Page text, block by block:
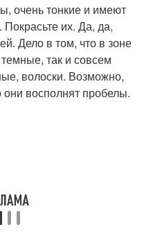
очень тонкие и имеют
их. Да, да,
Дело в том, что в зоне
так и совсем
волоски. Возможно,
восполнят пробелы.